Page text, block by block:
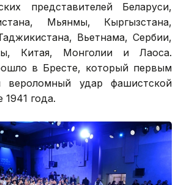
представителей Беларуси,
Мьянмы, Кыргызстана,
Вьетнама, Сербии,
Китая, Монголии и Лаоса.
в Бресте, который первым
вероломный удар фашистской
года.